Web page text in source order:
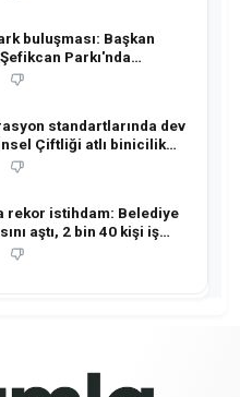
buluşması: Başkan
Parkı'nda
buluştu!
standartlarında dev
Çiftliği atlı binicilik
rekor istihdam: Belediye
aştı, 2 bin 40 kişi iş